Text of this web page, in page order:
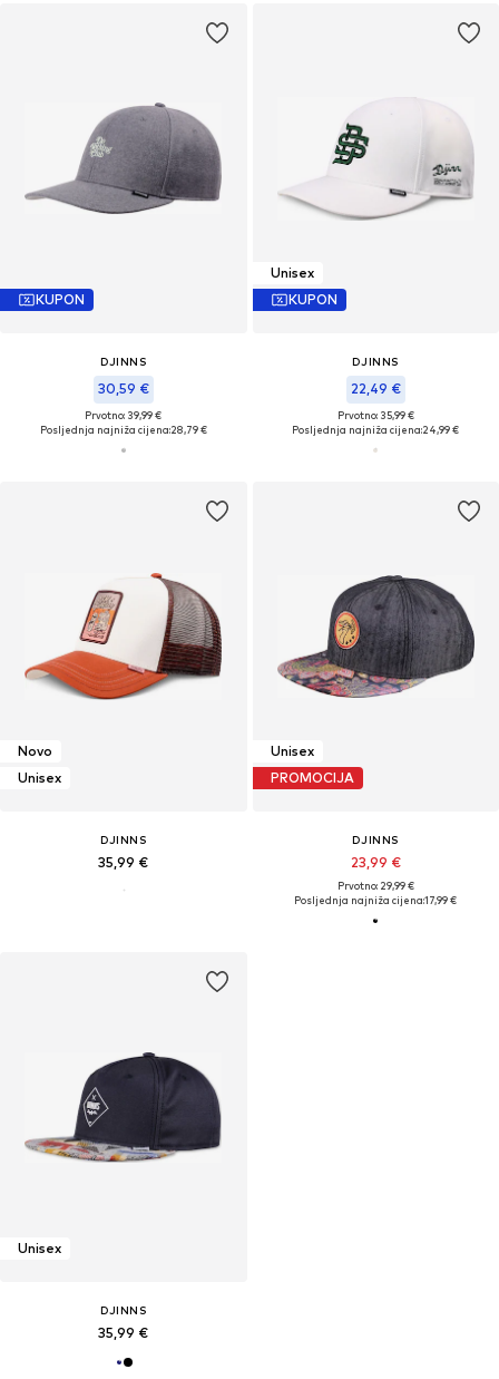
KUPON
DJINNS
30,59 €
Prvotno: 39,99 €
Posljednja najniža cijena:28,79 €
Unisex
KUPON
DJINNS
22,49 €
Prvotno: 35,99 €
Posljednja najniža cijena:24,99 €
Novo
Unisex
DJINNS
35,99 €
Unisex
PROMOCIJA
DJINNS
23,99 €
Prvotno: 29,99 €
Posljednja najniža cijena:17,99 €
Unisex
DJINNS
35,99 €